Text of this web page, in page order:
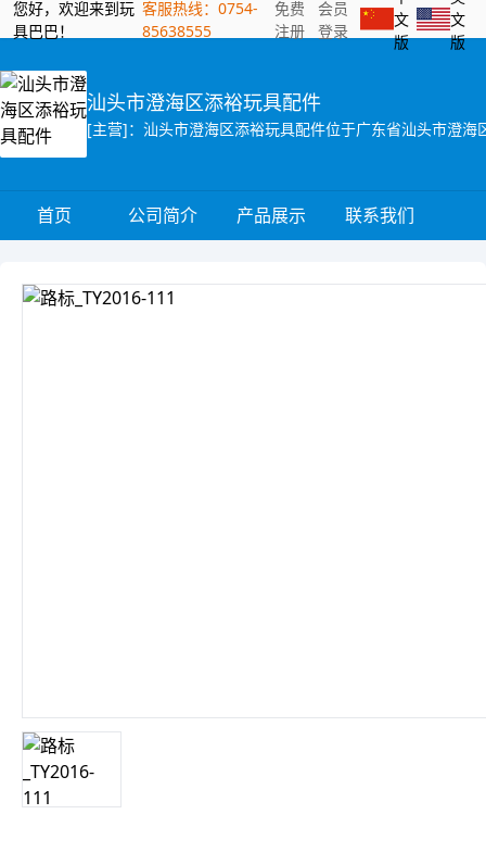
您好，欢迎来到玩
具巴巴！
客服热线：0754-
85638555
免费
注册
会员
登录
文
版
文
版
汕头市澄海区添裕玩具配件
首页 公司简介 产品展示 联系我们